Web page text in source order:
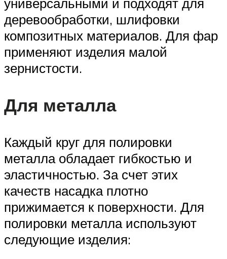
деревообработки, шлифовки
композитных материалов. Для фар
применяют изделия малой
зернистости.
Для металла
Каждый круг для полировки
металла обладает гибкостью и
эластичностью. За счет этих
качеств насадка плотно
прижимается к поверхности. Для
полировки металла используют
следующие изделия: